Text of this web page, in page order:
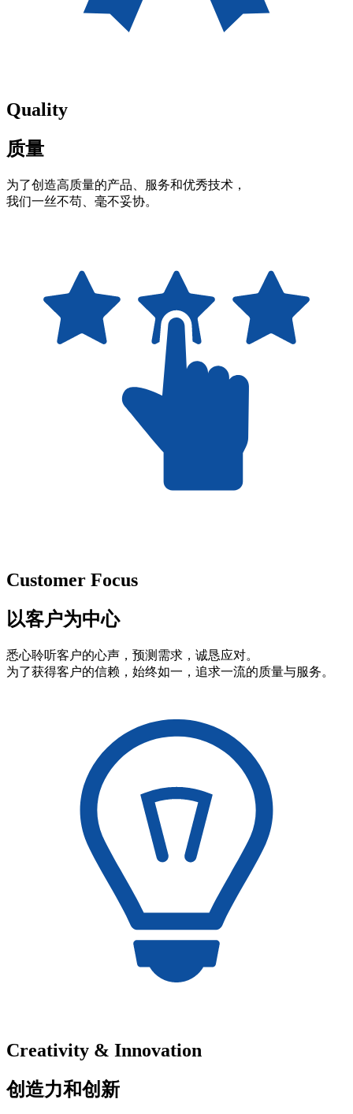
Quality
质量
为了创造高质量的产品、服务和优秀技术，
我们一丝不苟、毫不妥协。
Customer Focus
以客户为中心
悉心聆听客户的心声，预测需求，诚恳应对。
为了获得客户的信赖，始终如一，追求一流的质量与服务。
Creativity & Innovation
创造力和创新